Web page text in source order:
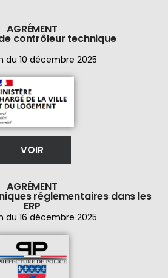
AGRÉMENT
contrôleur technique
du 10 décembre 2025
VOIR
AGRÉMENT
réglementaires dans les
ERP
du 16 décembre 2025